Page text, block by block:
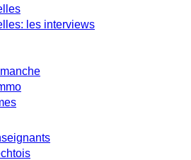
les interviews